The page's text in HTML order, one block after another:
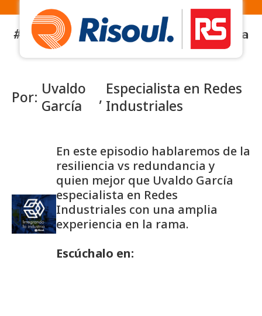
#63 - Resiliencia Vs Redundancia en la
Por: Uvaldo
García
, Especialista en Redes
Industriales
En este episodio hablaremos de la
resiliencia vs redundancia y
quien mejor que Uvaldo García
especialista en Redes
Industriales con una amplia
experiencia en la rama.
Escúchalo en: